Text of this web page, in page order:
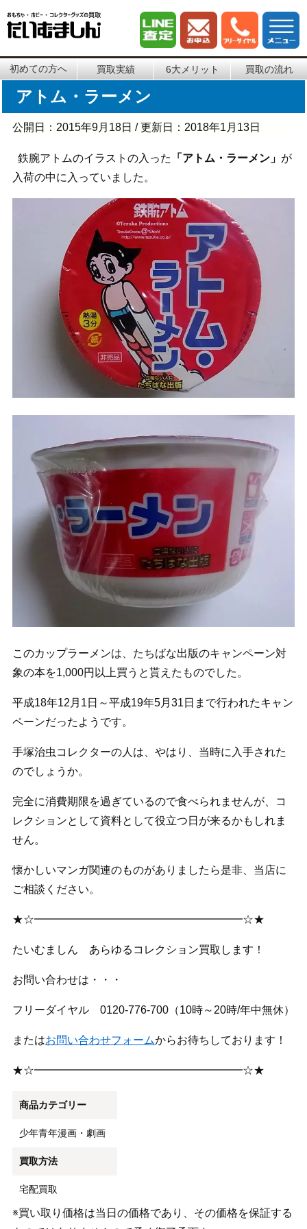
初めての方へ 買取実績 6大メリット 買取の流れ
アトム・ラーメン
公開日： 2015年9月18日 / 更新日： 2018年1月13日
鉄腕アトムのイラストの入った 「アトム・ラーメン」 が
入荷の中に入っていました。
このカップラーメンは、たちばな出版のキャンペーン対
象の本を1,000円以上買うと貰えたものでした。
平成18年12月1日～平成19年5月31日まで行われたキャン
ペーンだったようです。
手塚治虫コレクターの人は、やはり、当時に入手された
のでしょうか。
完全に消費期限を過ぎているので食べられませんが、コ
レクションとして資料として役立つ日が来るかもしれま
せん。
懐かしいマンガ関連のものがありましたら是非、当店に
ご相談ください。
★☆━━━━━━━━━━━━━━━━━━━☆★
たいむましん あらゆるコレクション買取します！
お問い合わせは・・・
フリーダイヤル 0120-776-700（10時～20時/年中無休）
またはお問い合わせフォームからお待ちしております！
★☆━━━━━━━━━━━━━━━━━━━☆★
商品カテゴリー
少年青年漫画・劇画
買取方法
宅配買取
※買い取り価格は当日の価格であり、その価格を保証する